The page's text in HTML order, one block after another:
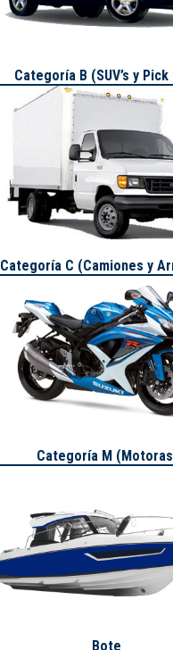
Categoría B (SUV’s y Pick
Categoría C (Camiones y
Categoría M
Bote